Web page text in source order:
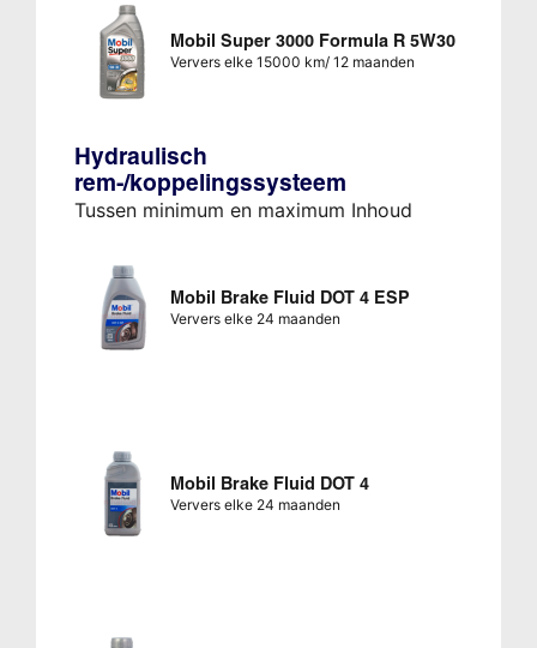
Mobil Super 3000 Formula R 5W30
Ververs elke 15000 km/ 12 maanden
Hydraulisch
rem-/koppelingssysteem
Tussen minimum en maximum Inhoud
Mobil Brake Fluid DOT 4 ESP
Ververs elke 24 maanden
Mobil Brake Fluid DOT 4
Ververs elke 24 maanden